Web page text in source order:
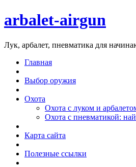
arbalet-airgun
Лук, арбалет, пневматика для
Главная
Выбор оружия
Охота
Охота с луком и
Охота с пневматикой:
Карта сайта
Полезные ссылки